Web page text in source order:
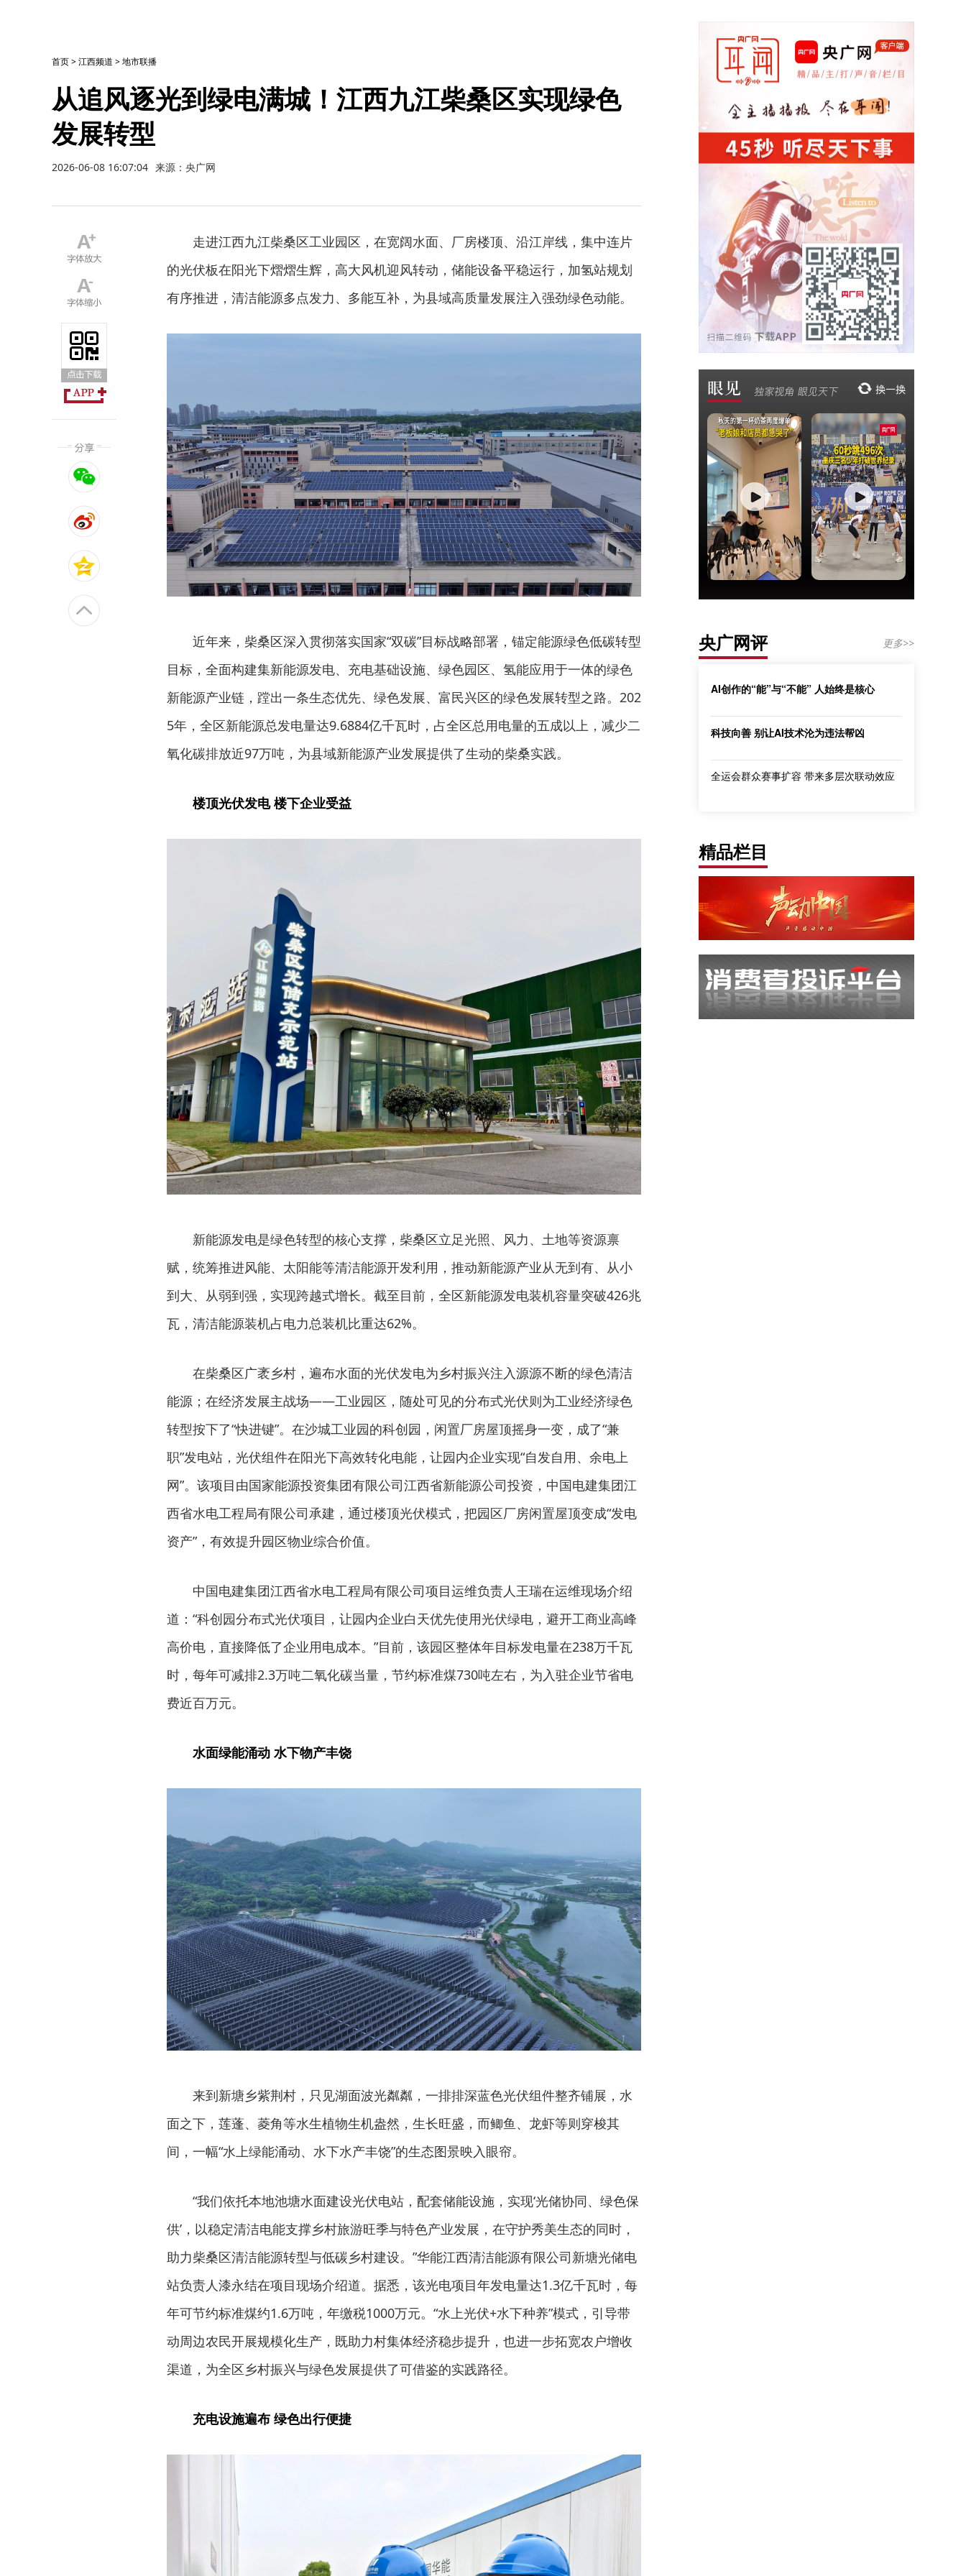
首页>江西频道 >地市联播
从追风逐光到绿电满城！江西九江柴桑区实现绿色
发展转型
2026-06-08 16:07:04 来源：央广网
走进江西九江柴桑区工业园区，在宽阔水面、厂房楼顶、沿江岸线，集中连片
的光伏板在阳光下熠熠生辉，高大风机迎风转动，储能设备平稳运行，加氢站规划
有序推进，清洁能源多点发力、多能互补，为县域高质量发展注入强劲绿色动能。
近年来，柴桑区深入贯彻落实国家“双碳”目标战略部署，锚定能源绿色低碳转型
目标，全面构建集新能源发电、充电基础设施、绿色园区、氢能应用于一体的绿色
新能源产业链，蹚出一条生态优先、绿色发展、富民兴区的绿色发展转型之路。202
5年，全区新能源总发电量达9.6884亿千瓦时，占全区总用电量的五成以上，减少二
氧化碳排放近97万吨，为县域新能源产业发展提供了生动的柴桑实践。
楼顶光伏发电 楼下企业受益
新能源发电是绿色转型的核心支撑，柴桑区立足光照、风力、土地等资源禀
赋，统筹推进风能、太阳能等清洁能源开发利用，推动新能源产业从无到有、从小
到大、从弱到强，实现跨越式增长。截至目前，全区新能源发电装机容量突破426兆
瓦，清洁能源装机占电力总装机比重达62%。
在柴桑区广袤乡村，遍布水面的光伏发电为乡村振兴注入源源不断的绿色清洁
能源；在经济发展主战场——工业园区，随处可见的分布式光伏则为工业经济绿色
转型按下了“快进键”。在沙城工业园的科创园，闲置厂房屋顶摇身一变，成了“兼
职”发电站，光伏组件在阳光下高效转化电能，让园内企业实现“自发自用、余电上
网”。该项目由国家能源投资集团有限公司江西省新能源公司投资，中国电建集团江
西省水电工程局有限公司承建，通过楼顶光伏模式，把园区厂房闲置屋顶变成“发电
资产”，有效提升园区物业综合价值。
中国电建集团江西省水电工程局有限公司项目运维负责人王瑞在运维现场介绍
道：“科创园分布式光伏项目，让园内企业白天优先使用光伏绿电，避开工商业高峰
高价电，直接降低了企业用电成本。”目前，该园区整体年目标发电量在238万千瓦
时，每年可减排2.3万吨二氧化碳当量，节约标准煤730吨左右，为入驻企业节省电
费近百万元。
水面绿能涌动 水下物产丰饶
来到新塘乡紫荆村，只见湖面波光粼粼，一排排深蓝色光伏组件整齐铺展，水
面之下，莲蓬、菱角等水生植物生机盎然，生长旺盛，而鲫鱼、龙虾等则穿梭其
间，一幅“水上绿能涌动、水下水产丰饶”的生态图景映入眼帘。
“我们依托本地池塘水面建设光伏电站，配套储能设施，实现‘光储协同、绿色保
供’，以稳定清洁电能支撑乡村旅游旺季与特色产业发展，在守护秀美生态的同时，
助力柴桑区清洁能源转型与低碳乡村建设。”华能江西清洁能源有限公司新塘光储电
站负责人漆永结在项目现场介绍道。据悉，该光电项目年发电量达1.3亿千瓦时，每
年可节约标准煤约1.6万吨，年缴税1000万元。“水上光伏+水下种养”模式，引导带
动周边农民开展规模化生产，既助力村集体经济稳步提升，也进一步拓宽农户增收
渠道，为全区乡村振兴与绿色发展提供了可借鉴的实践路径。
充电设施遍布 绿色出行便捷
央广网评 更多>>
AI创作的“能”与“不能” 人始终是核心
科技向善 别让AI技术沦为违法帮凶
全运会群众赛事扩容 带来多层次联动效应
精品栏目